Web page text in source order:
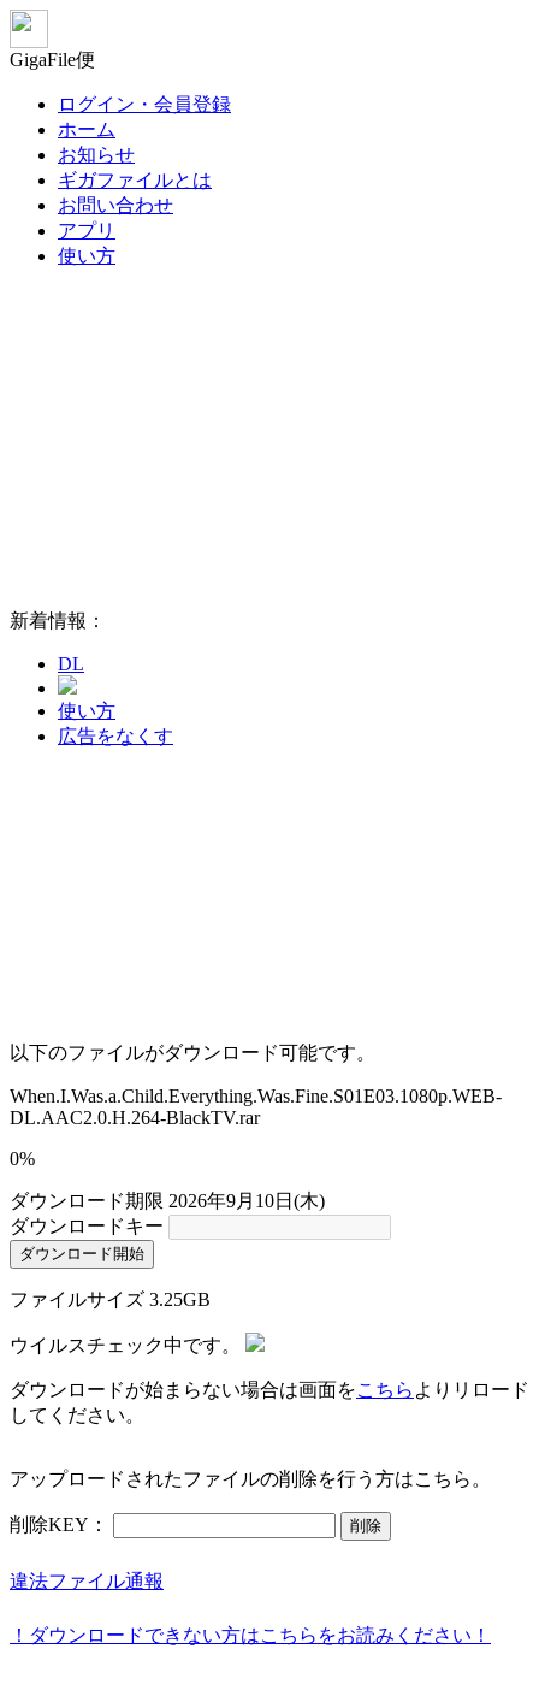
GigaFile便
ログイン・会員登録
ホーム
お知らせ
ギガファイルとは
お問い合わせ
アプリ
使い方
新着情報：
DL
使い方
広告をなくす
以下のファイルがダウンロード可能です。
When.I.Was.a.Child.Everything.Was.Fine.S01E03.1080p.WEB-
DL.AAC2.0.H.264-BlackTV.rar
0%
ダウンロード期限 2026年9月10日(木)
ダウンロードキー
ダウンロード開始
ファイルサイズ 3.25GB
ウイルスチェック中です。
ダウンロードが始まらない場合は画面をこちら よりリロード
してください。
アップロードされたファイルの削除を行う方はこちら。
削除KEY： 削除
違法ファイル通報
！ダウンロードできない方はこちらをお読みください！